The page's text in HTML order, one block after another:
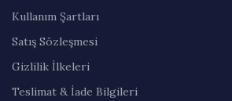
Kullanım Şartları
Satış Sözleşmesi
Gizlilik İlkeleri
Teslimat & İade Bilgileri